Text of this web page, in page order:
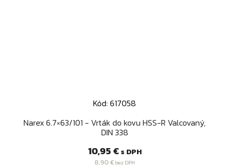
Kód: 617058
Narex 6.7×63/101 - Vrták do kovu HSS-R Valcovaný,
DIN 338
Cena
10,95 € s DPH
8,90 €bez DPH